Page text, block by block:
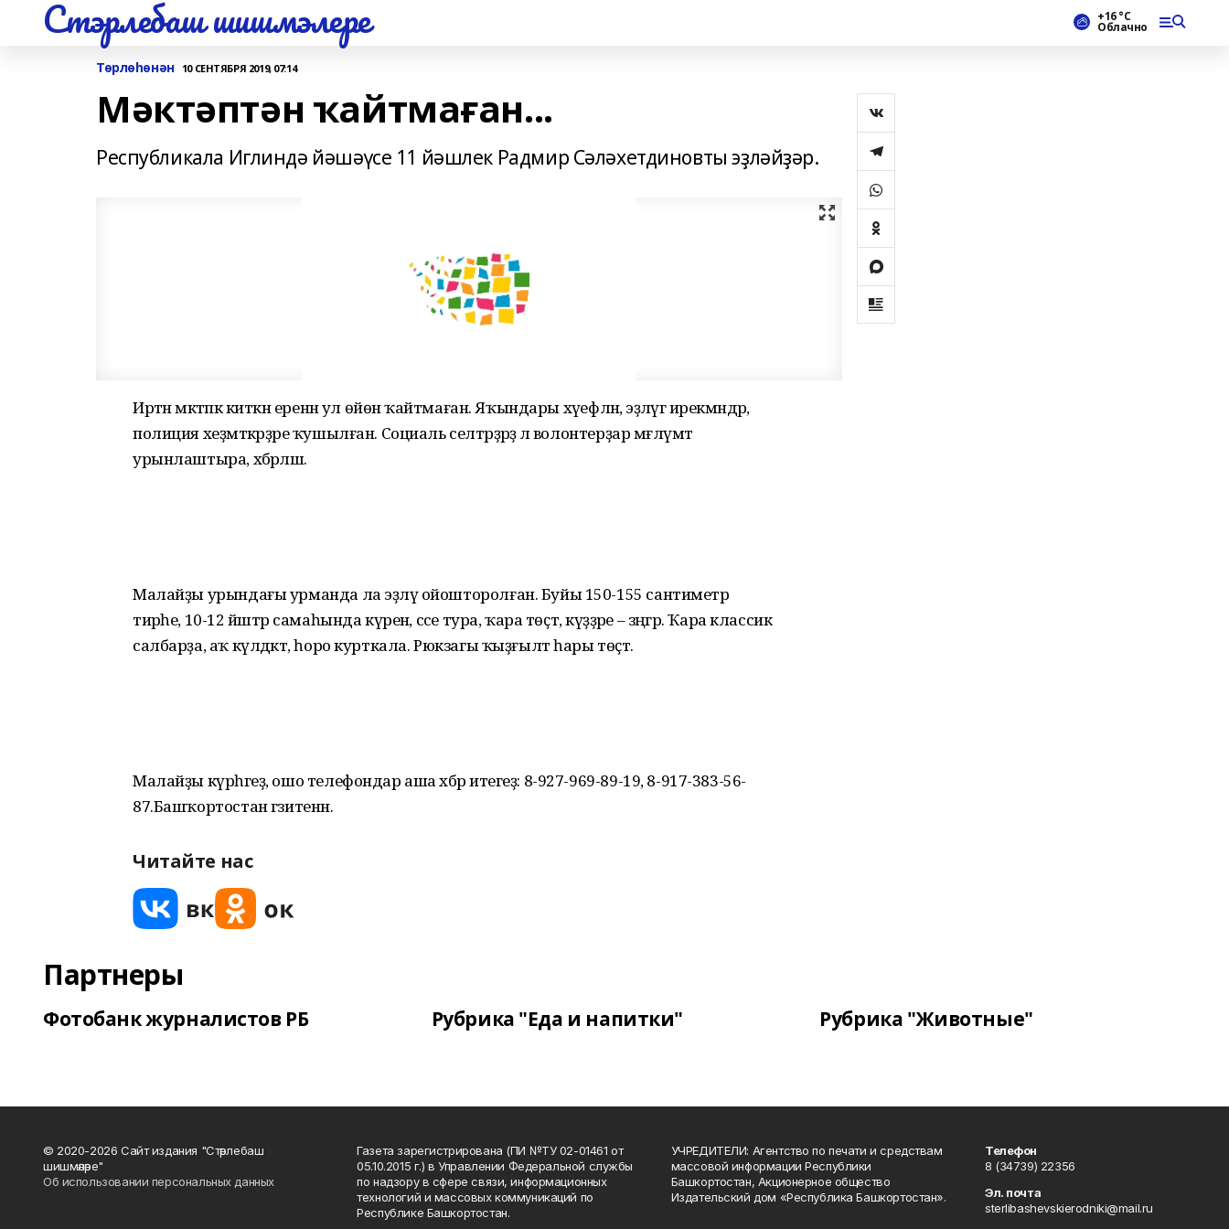
Стэрлебаш шишмэлере +16 °С
Облачно
Төрлөһөнән 10 СЕНТЯБРЯ 2019, 07:14
Мәктәптән ҡайтмаған...
Республикала Иглиндә йәшәүсе 11 йәшлек Радмир Сәләхетдиновты эҙләйҙәр.
Иртән мәктәпкә киткән еренән ул өйөнә ҡайтмаған. Яҡындары хәүефләнә, эҙләүгә ирекмәндәр,
полиция хеҙмәткәрҙәре ҡушылған. Социаль селтәрҙәрҙә лә волонтерҙар мәғлүмәт
урынлаштыра, хәбәрләшә.
Малайҙы урындағы урманда ла эҙләү ойошторолған. Буйы 150-155 сантиметр
тирәһе, 10-12 йәштәр самаһында күренә, сәсе тура, ҡара төҫтә, күҙҙәре – зәңгәр. Ҡара классик
салбарҙа, аҡ күлдәктә, һоро курткала. Рюкзагы ҡыҙғылт һары төҫтә.
Малайҙы күрһәгеҙ, ошо телефондар аша хәбәр итегеҙ: 8-927-969-89-19, 8-917-383-56-
87.Башҡортостан гәзитенән.
Читайте нас
Партнеры
Фотобанк журналистов РБ Рубрика "Еда и напитки" Рубрика "Животные"
© 2020-2026 Сайт издания "Стәрлебаш
шишмәләре"
Об использовании персональных данных
Газета зарегистрирована (ПИ №ТУ 02-01461 от
05.10.2015 г.) в Управлении Федеральной службы
по надзору в сфере связи, информационных
технологий и массовых коммуникаций по
Республике Башкортостан.
УЧРЕДИТЕЛИ: Агентство по печати и средствам
массовой информации Республики
Башкортостан, Акционерное общество
Издательский дом «Республика Башкортостан».
Телефон
8 (34739) 22356
Эл. почта
sterlibashevskierodniki@mail.ru